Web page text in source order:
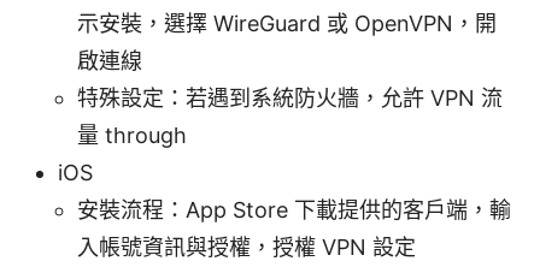
示安裝，選擇 WireGuard 或 OpenVPN，開
啟連線
特殊設定：若遇到系統防火牆，允許 VPN 流
量 through
iOS
安裝流程：App Store 下載提供的客戶端，輸
入帳號資訊與授權，授權 VPN 設定